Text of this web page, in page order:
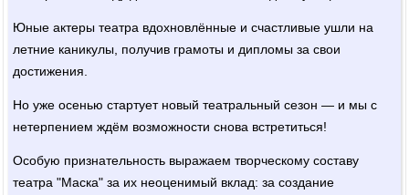
Юные актеры театра вдохновлённые и счастливые ушли на
летние каникулы, получив грамоты и дипломы за свои
достижения.
Но уже осенью стартует новый театральный сезон — и мы с
нетерпением ждём возможности снова встретиться!
Особую признательность выражаем творческому составу
театра "Маска" за их неоценимый вклад: за создание